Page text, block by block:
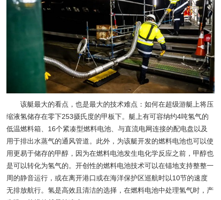
该艇最大的看点，也是最大的技术难点：如何在超级游艇上将压
缩液氢储存在零下253摄氏度的甲板下。艇上有可容纳约4吨氢气的
低温燃料箱、16个紧凑型燃料电池、与直流电网连接的配电盘以及
用于排出水蒸气的通风管道。此外，为该艇开发的燃料电池也可以使
用更易于储存的甲醇，因为在燃料电池发生电化学反应之前，甲醇也
是可以转化为氢气的。开创性的燃料电池技术可以在锚地支持整整一
周的静音运行，或在离开港口或在海洋保护区巡航时以10节的速度
无排放航行。氢是高效且清洁的选择，在燃料电池中处理氢气时，产